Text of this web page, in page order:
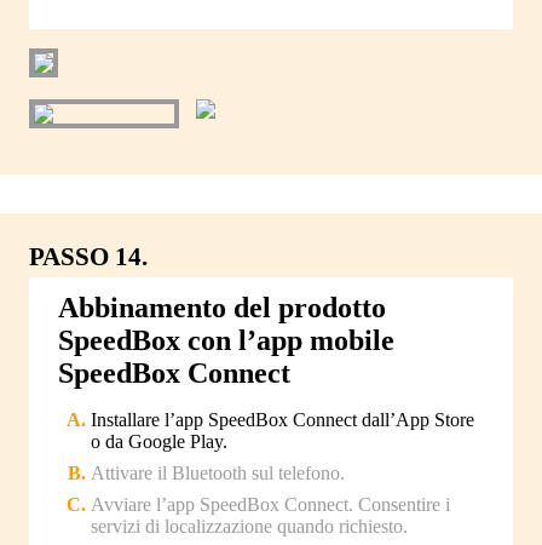
PASSO 14.
Abbinamento del prodotto
SpeedBox con l’app mobile
SpeedBox Connect
Installare l’app SpeedBox Connect dall’App Store
o da Google Play.
Attivare il Bluetooth sul telefono.
Avviare l’app SpeedBox Connect. Consentire i
servizi di localizzazione quando richiesto.